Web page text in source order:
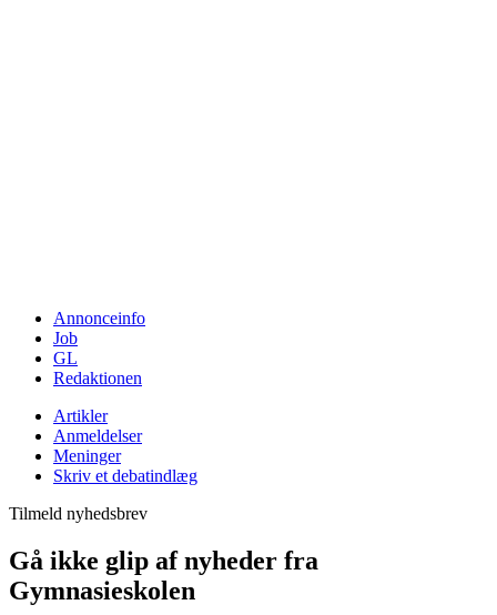
Annonceinfo
Job
GL
Redaktionen
Artikler
Anmeldelser
Meninger
Skriv et debatindlæg
Tilmeld nyhedsbrev
Gå ikke glip af nyheder fra
Gymnasieskolen